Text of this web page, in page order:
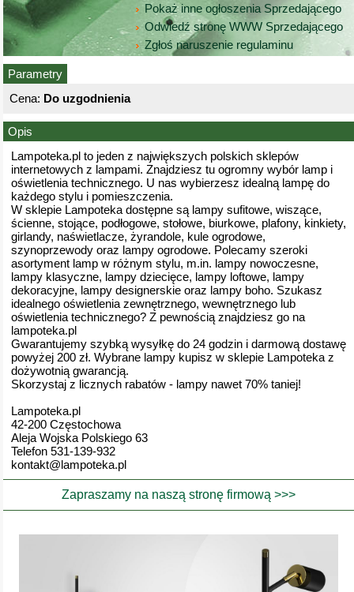
Pokaż inne ogłoszenia Sprzedającego
Odwiedź stronę WWW Sprzedającego
Zgłoś naruszenie regulaminu
Parametry
Cena: Do uzgodnienia
Opis
Lampoteka.pl to jeden z największych polskich sklepów
internetowych z lampami. Znajdziesz tu ogromny wybór lamp i
oświetlenia technicznego. U nas wybierzesz idealną lampę do
każdego stylu i pomieszczenia.
W sklepie Lampoteka dostępne są lampy sufitowe, wiszące,
ścienne, stojące, podłogowe, stołowe, biurkowe, plafony, kinkiety,
girlandy, naświetlacze, żyrandole, kule ogrodowe,
szynoprzewody oraz lampy ogrodowe. Polecamy szeroki
asortyment lamp w różnym stylu, m.in. lampy nowoczesne,
lampy klasyczne, lampy dziecięce, lampy loftowe, lampy
dekoracyjne, lampy designerskie oraz lampy boho. Szukasz
idealnego oświetlenia zewnętrznego, wewnętrznego lub
oświetlenia technicznego? Z pewnością znajdziesz go na
lampoteka.pl
Gwarantujemy szybką wysyłkę do 24 godzin i darmową dostawę
powyżej 200 zł. Wybrane lampy kupisz w sklepie Lampoteka z
dożywotnią gwarancją.
Skorzystaj z licznych rabatów - lampy nawet 70% taniej!
Lampoteka.pl
42-200 Częstochowa
Aleja Wojska Polskiego 63
Telefon 531-139-932
kontakt@lampoteka.pl
Zapraszamy na naszą stronę firmową >>>